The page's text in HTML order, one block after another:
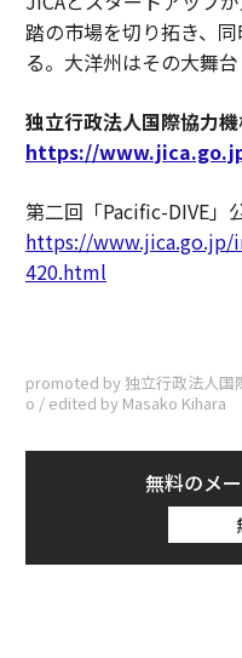
踏の市場を切り拓き、
る。大洋州はその大舞
独立行政法人国際協力機
https://
第二回「Pacific-DIVE」
https://www.jica.go.jp/
420.html
promoted by 独立行政法人国
o / edited by Masako Kihara
無料のメ